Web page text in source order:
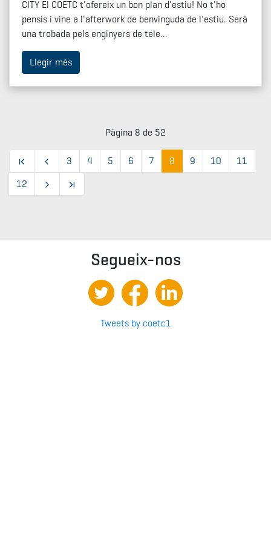
CITY El COETC t'ofereix un bon plan d'estiu! No t'ho
pensis i vine a l'afterwork de benvinguda de l'estiu. Serà
una trobada pels enginyers de tele...
Llegir més
Pàgina 8 de 52
3 4 5 6 7 8 9 10
11
12
Segueix-nos
Tweets by coetc1